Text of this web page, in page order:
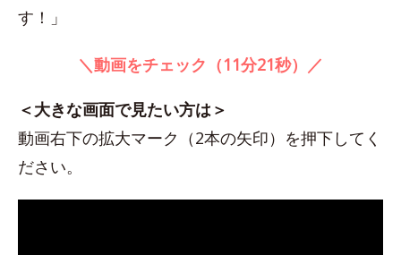
す！」
＼動画をチェック（11分21秒）／
＜大きな画面で見たい方は＞
動画右下の拡大マーク（2本の矢印）を押下してく
ださい。